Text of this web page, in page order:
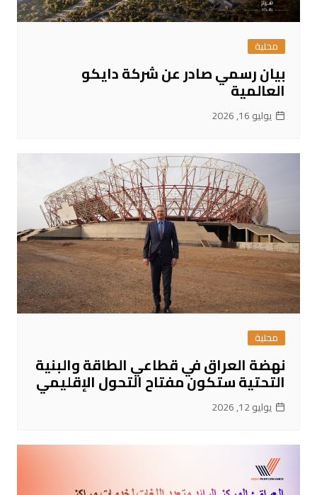
محلية
بيان رسمي صادر عن شركة دايكو
العالمية
يوليو 16, 2026
محلية
نهضة العراق في قطاعي الطاقة والبنية
التحتية ستكون مفتاح التحول الإقليمي
يوليو 12, 2026